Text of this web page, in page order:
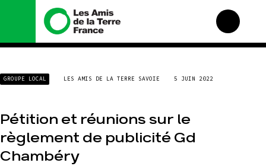
Nous connaître
Histoire
Missions et méthodes
Valeurs
Équipes et
fonctionnement
Gaz « naturel », le grand
enfumage
Mode : une tendance
GROUPE LOCAL LES AMIS DE LA TERRE SAVOIE 5 JUIN 2022
Pétition et réunions sur le
règlement de publicité Gd
Chambéry